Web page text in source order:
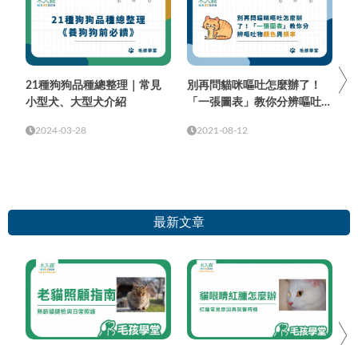
21種狗狗品種總整理｜常見
小型犬、大型犬介紹
2024-03-28
別再問貓咪嘔吐怎麼辦了！
「一張圖表」教你分辨嘔吐物
2021-08-12
最新文章